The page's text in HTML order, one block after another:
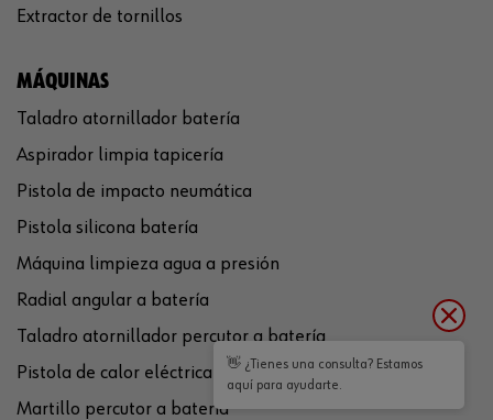
Extractor de tornillos
MÁQUINAS
Taladro atornillador batería
Aspirador limpia tapicería
Pistola de impacto neumática
Pistola silicona batería
Máquina limpieza agua a presión
Radial angular a batería
Taladro atornillador percutor a batería
Pistola de calor eléctrica
Martillo percutor a batería
👋 ¿Tienes una consulta? Estamos
aquí para ayudarte.